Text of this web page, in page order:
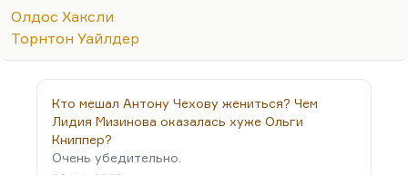
очень быстро понял. Говорят, у него есть еще
замечательная книга о том, как он боролся с
близорукостью. Возможно, когда-нибудь мне
придется это делать, и тогда я эту книгу прочту.
Но пока, слава богу, у меня такой…
Олдос Хаксли
Торнтон Уайлдер
Кто мешал Антону Чехову жениться? Чем
Лидия Мизинова оказалась хуже Ольги
Книппер?
Очень убедительно.